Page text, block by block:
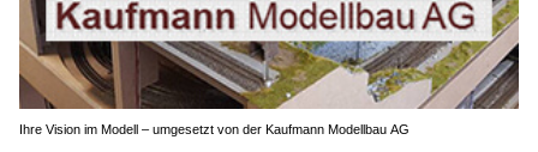
Ihre Vision im Modell – umgesetzt von der Kaufmann Modellbau AG